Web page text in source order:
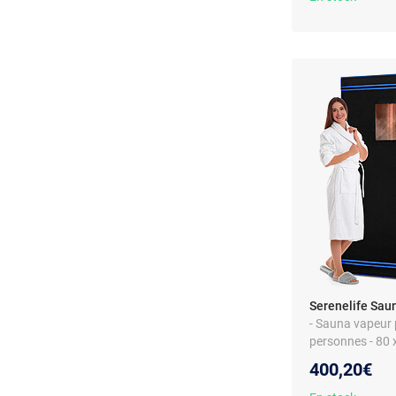
Serenelife
- Sauna vapeur
personnes - 80
400,20€